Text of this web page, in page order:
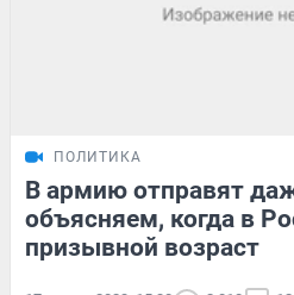
ПОЛИТИКА
В армию отправят
объясняем, когда в
призывной возраст